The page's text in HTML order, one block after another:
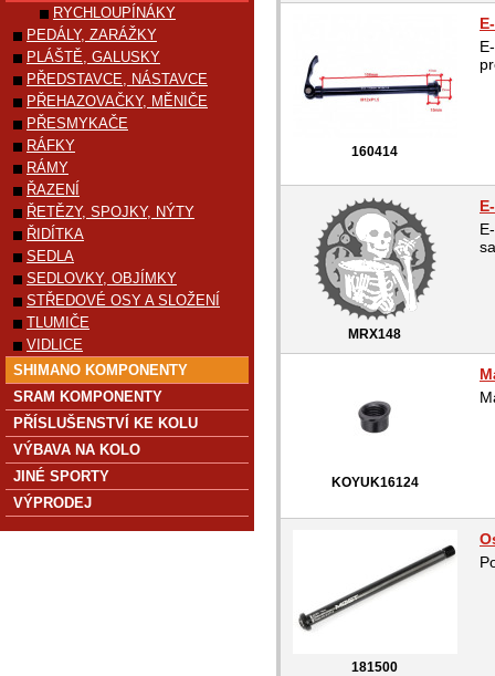
160414
MRX148
KOYUK16124
181500
RYCHLOUPÍNÁKY
PEDÁLY, ZARÁŽKY
PLÁŠTĚ, GALUSKY
PŘEDSTAVCE, NÁSTAVCE
PŘEHAZOVAČKY, MĚNIČE
PŘESMYKAČE
RÁFKY
RÁMY
ŘAZENÍ
ŘETĚZY, SPOJKY, NÝTY
ŘIDÍTKA
SEDLA
SEDLOVKY, OBJÍMKY
STŘEDOVÉ OSY A SLOŽENÍ
TLUMIČE
VIDLICE
SHIMANO KOMPONENTY
SRAM KOMPONENTY
PŘÍSLUŠENSTVÍ KE KOLU
VÝBAVA NA KOLO
JINÉ SPORTY
VÝPRODEJ